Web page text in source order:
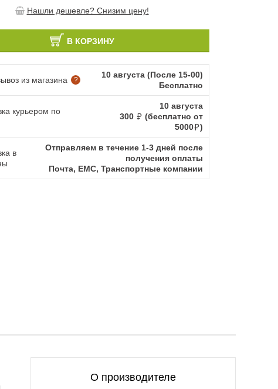
Нашли дешевле? Снизим цену!
В КОРЗИНУ
из магазина ?
10 августа (После 15-00)
Бесплатно
курьером по
10 августа
300
(бесплатно от
5000
)
в
Отправляем в течение 1-3 дней после
получения оплаты
Почта, ЕМС, Транспортные компании
О производителе